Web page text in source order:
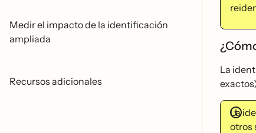
Medir el impacto de la identificación
ampliada
Recursos adicionales
La
La
otros